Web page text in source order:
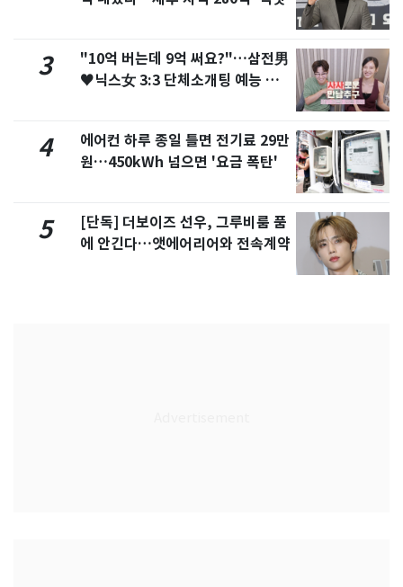
3
"10억 버는데 9억 써요?"…삼전男
♥닉스女 3:3 단체소개팅 예능 화
4
에어컨 하루 종일 틀면 전기료 29만
원…450kWh 넘으면 '요금 폭탄'
5
[단독] 더보이즈 선우, 그루비룸 품
에 안긴다…앳에어리어와 전속계약